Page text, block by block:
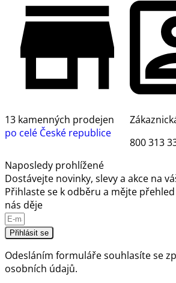
13 kamenných prodejen
po celé České republice
800 313
Naposledy prohlížené
Dostávejte novinky, slevy a akce na
Přihlaste se k odběru a mějte
nás děje
Přihlásit se
Odesláním formuláře souhlasíte se
osobních údajů.